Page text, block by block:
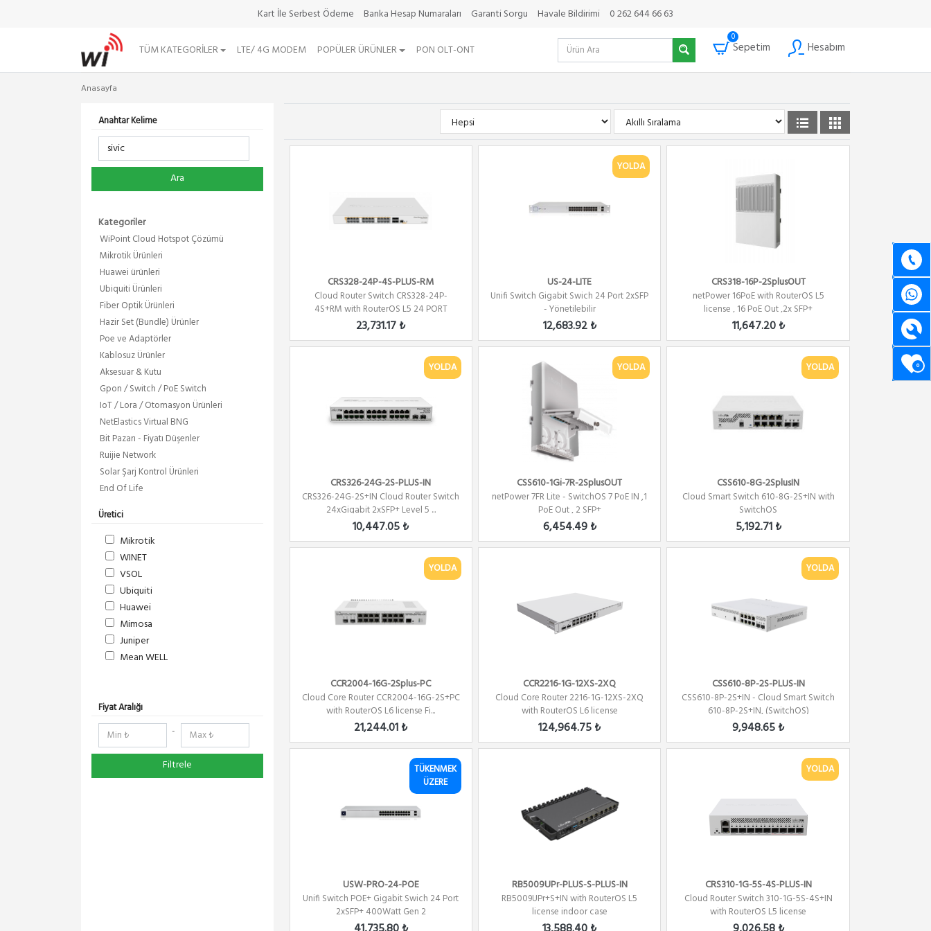
Kart İle Serbest Ödeme Banka Hesap Numaraları Garanti Sorgu Havale Bildirimi 0 262 644 66 63
TÜM KATEGORILER LTE/ 4G MODEM POPÜLER ÜRÜNLER PON OLT-ONT
0
Sepetim Hesabım
0
Anasayfa
Anahtar Kelime
Ara
Kategoriler
WiPoint Cloud Hotspot Çözümü
Mikrotik Ürünleri
Huawei ürünleri
Ubiquiti Ürünleri
Fiber Optik Ürünleri
Hazir Set (Bundle) Ürünler
Poe ve Adaptörler
Kablosuz Ürünler
Aksesuar & Kutu
Gpon / Switch / PoE Switch
IoT / Lora / Otomasyon Ürünleri
NetElastics Virtual BNG
Bit Pazarı - Fiyatı Düşenler
Ruijie Network
Solar Şarj Kontrol Ürünleri
End Of Life
Üretici
Mikrotik
WINET
VSOL
Ubiquiti
Huawei
Mimosa
Juniper
Mean WELL
RedLine
RF Elements
NetElastic
Paessler
Compex
Fiyat Aralığı
-
Filtrele
CRS328-24P-4S-PLUS-RM
Cloud Router Switch CRS328-24P-
4S+RM with RouterOS L5 24 PORT
480W...
23,731.17 ₺
YOLDA
US-24-LITE
Unifi Switch Gigabit Swich 24 Port 2xSFP
- Yönetilebilir
12,683.92 ₺
CRS318-16P-2SplusOUT
netPower 16PoE with RouterOS L5
license , 16 PoE Out ,2x SFP+
11,647.20 ₺
YOLDA
CRS326-24G-2S-PLUS-IN
CRS326-24G-2S+IN Cloud Router Switch
24xGigabit 2xSFP+ Level 5 ...
10,447.05 ₺
YOLDA
CSS610-1Gi-7R-2SplusOUT
netPower 7FR Lite - SwitchOS 7 PoE IN ,1
PoE Out , 2 SFP+
6,454.49 ₺
YOLDA
CSS610-8G-2SplusIN
Cloud Smart Switch 610-8G-2S+IN with
SwitchOS
5,192.71 ₺
YOLDA
CCR2004-16G-2Splus-PC
Cloud Core Router CCR2004-16G-2S+PC
with RouterOS L6 license Fi...
21,244.01 ₺
CCR2216-1G-12XS-2XQ
Cloud Core Router 2216-1G-12XS-2XQ
with RouterOS L6 license
124,964.75 ₺
YOLDA
CSS610-8P-2S-PLUS-IN
CSS610-8P-2S+IN - Cloud Smart Switch
610-8P-2S+IN, (SwitchOS)
9,948.65 ₺
TÜKENMEK
ÜZERE
USW-PRO-24-POE
Unifi Switch POE+ Gigabit Swich 24 Port
2xSFP+ 400Watt Gen 2
RB5009UPr-PLUS-S-PLUS-IN
RB5009UPr+S+IN with RouterOS L5
license indoor case
YOLDA
CRS310-1G-5S-4S-PLUS-IN
Cloud Router Switch 310-1G-5S-4S+IN
with RouterOS L5 license